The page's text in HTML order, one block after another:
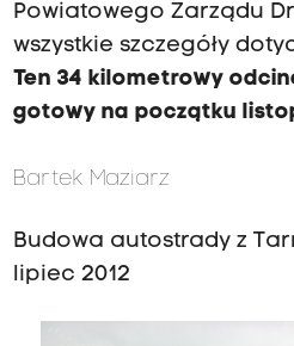
Powiatowego Zarządu
wszystkie szczegóły
Ten 34 kilometrowy
gotowy na początku
Bartek Maziarz
Budowa autostrady z
lipiec 2012